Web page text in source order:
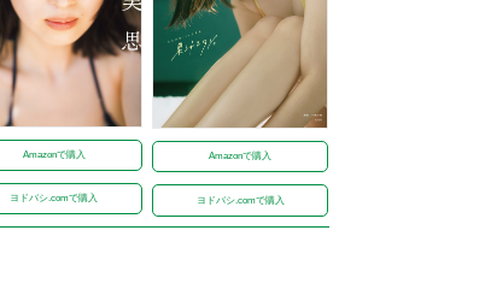
Amazonで購入
ヨドバシ.comで購入
Amazonで購入
ヨドバシ.comで購入